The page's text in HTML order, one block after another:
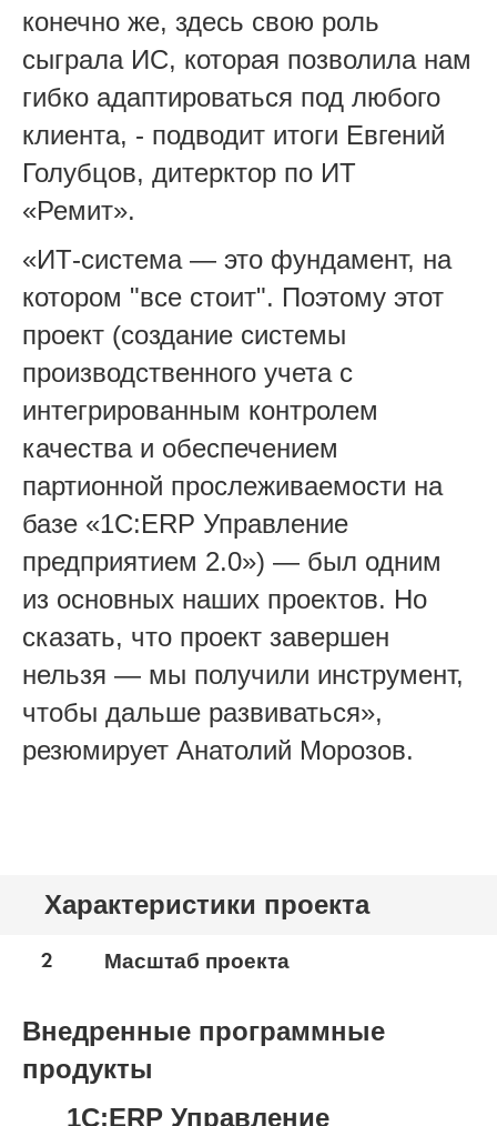
конечно же, здесь свою роль
сыграла ИС, которая позволила нам
гибко адаптироваться под любого
клиента, - подводит итоги Евгений
Голубцов, дитерктор по ИТ
«Ремит».
«ИТ-система — это фундамент, на
котором "все стоит". Поэтому этот
проект (создание системы
производственного учета с
интегрированным контролем
качества и обеспечением
партионной прослеживаемости на
базе «1С:ERP Управление
предприятием 2.0») — был одним
из основных наших проектов. Но
сказать, что проект завершен
нельзя — мы получили инструмент,
чтобы дальше развиваться»,
резюмирует Анатолий Морозов.
Характеристики проекта
2 Масштаб проекта
Внедренные программные
продукты
1С:ERP Управление